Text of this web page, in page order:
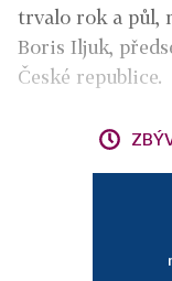
trvalo rok a půl,
Boris Iljuk,
České republice.